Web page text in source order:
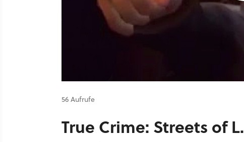
56 Aufrufe
True Crime: Streets of